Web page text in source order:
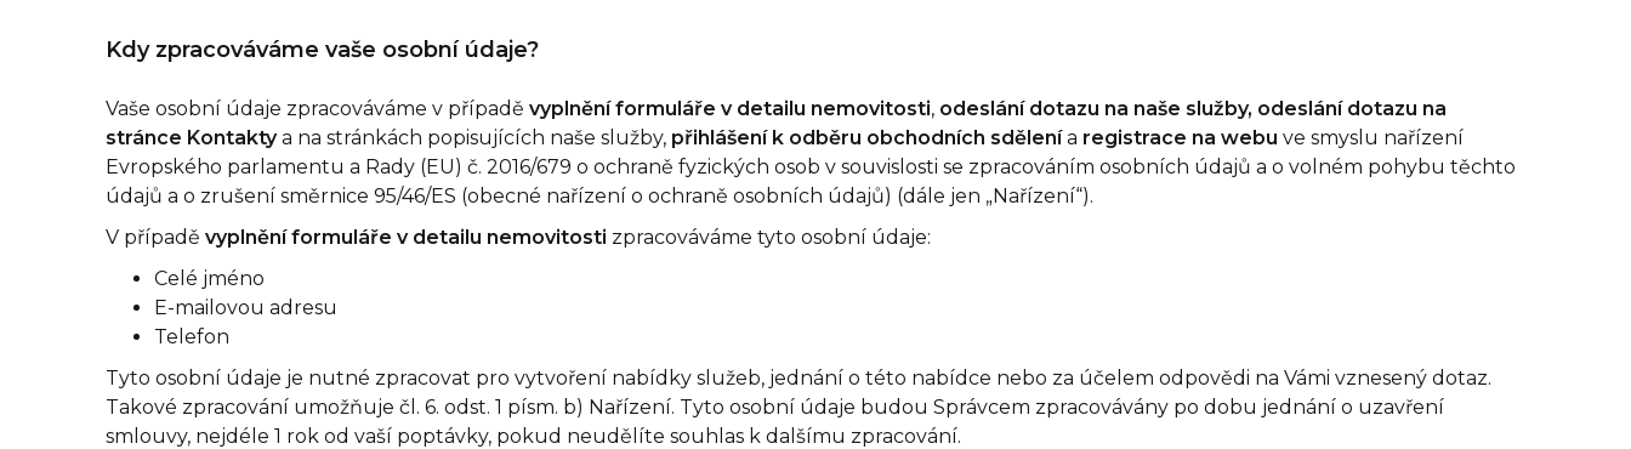
Kdy zpracováváme vaše osobní údaje?
Vaše osobní údaje zpracováváme v případě vyplnění formuláře v detailu nemovitosti, odeslání dotazu na naše služby, odeslání dotazu na
stránce Kontaktya na stránkách popisujících naše služby, přihlášení k odběru obchodních sdělenía registrace na webu ve smyslu nařízení
Evropského parlamentu a Rady (EU) č. 2016/679 o ochraně fyzických osob v souvislosti se zpracováním osobních údajů a o volném pohybu těchto
údajů a o zrušení směrnice 95/46/ES (obecné nařízení o ochraně osobních údajů) (dále jen „Nařízení“).
V případě vyplnění formuláře v detailu nemovitosti zpracováváme tyto osobní údaje:
Celé jméno
E-mailovou adresu
Telefon
Tyto osobní údaje je nutné zpracovat pro vytvoření nabídky služeb, jednání o této nabídce nebo za účelem odpovědi na Vámi vznesený dotaz.
Takové zpracování umožňuje čl. 6. odst. 1 písm. b) Nařízení. Tyto osobní údaje budou Správcem zpracovávány po dobu jednání o uzavření
smlouvy, nejdéle 1 rok od vaší poptávky, pokud neudělíte souhlas k dalšímu zpracování.